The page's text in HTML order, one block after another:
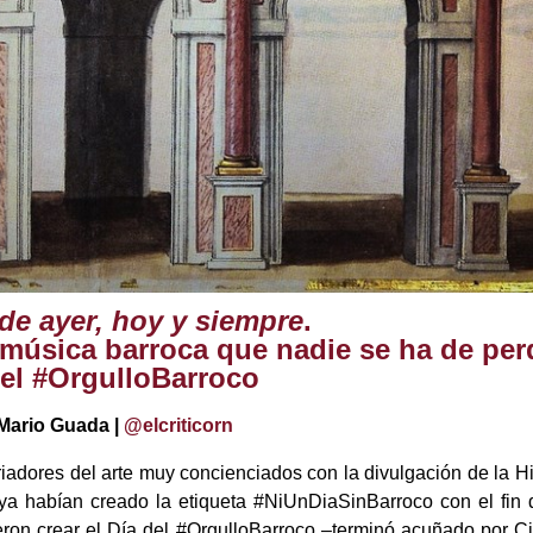
ayer, hoy y siempre.
barroca que nadie se ha de
#OrgulloBarroco
Guada | @elcriticorn
del arte muy concienciados con la divulgación de la
habían creado la etiqueta #NiUnDiaSinBarroco con el fin